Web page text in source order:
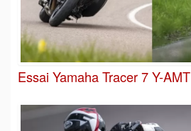
Essai Yamaha Tracer 7 Y-AMT